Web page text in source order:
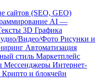
сайтов (SEO, GEO)
AI —
3D Графика
Видео/Фото Рисунки и
Автоматизация
стиль Маркетплейс
Мессенджеры Интернет-
Крипто и блокчейн